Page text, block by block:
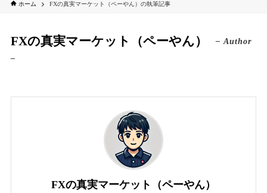
ホーム FXの真実マーケット（ペーやん）の執筆記事
FXの真実マーケット（ペーやん）
– Author
–
FXの真実マーケット（ペーやん）